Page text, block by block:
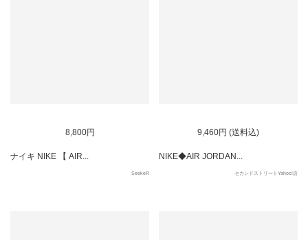
8,800円
ナイキ NIKE 【 AIR...
SeekeR
9,460円 (送料込)
NIKE◆AIR JORDAN...
セカンドストリートYahoo!店